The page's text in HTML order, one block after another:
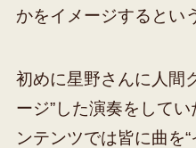
かをイメージするとい
初めに星野さんに人間
ージ”した演奏をして
ンテンツでは皆に曲を